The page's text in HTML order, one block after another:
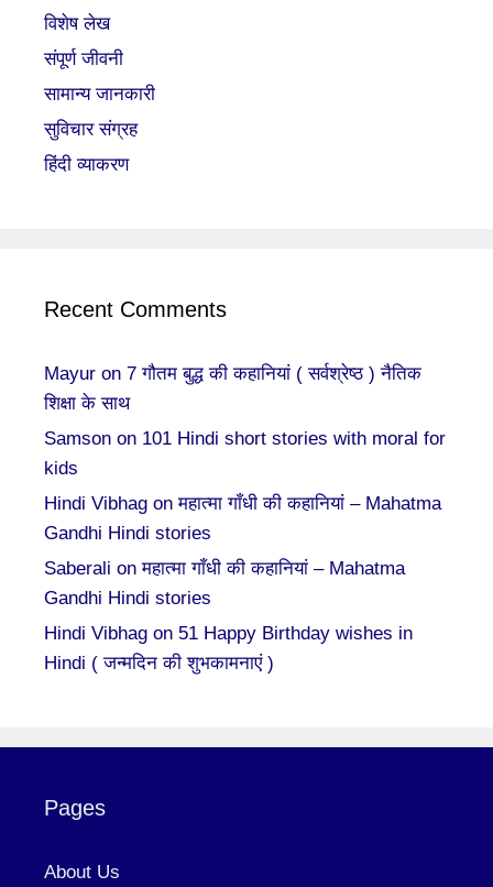
विशेष लेख
संपूर्ण जीवनी
सामान्य जानकारी
सुविचार संग्रह
हिंदी व्याकरण
Recent Comments
Mayur on 7 गौतम बुद्ध की कहानियां ( सर्वश्रेष्ठ ) नैतिक
शिक्षा के साथ
Samson on 101 Hindi short stories with moral for
kids
Hindi Vibhag onमहात्मा गाँधी की कहानियां – Mahatma
Gandhi Hindi stories
Saberali onमहात्मा गाँधी की कहानियां – Mahatma
Gandhi Hindi stories
Hindi Vibhag on 51 Happy Birthday wishes in
Hindi ( जन्मदिन की शुभकामनाएं )
Pages
About Us